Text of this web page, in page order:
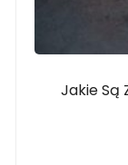
Jakie Są